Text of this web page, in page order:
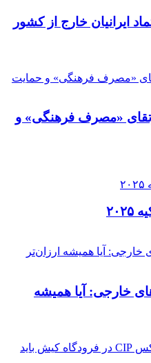
ایرانیان خارج از کشور
«مصرف فرهنگی» و
خارجی: آیا همیشه